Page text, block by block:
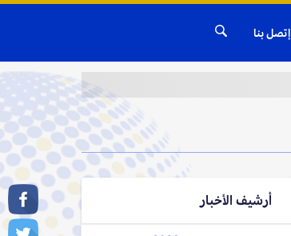
إتصل بنا
أرشيف الأخبار